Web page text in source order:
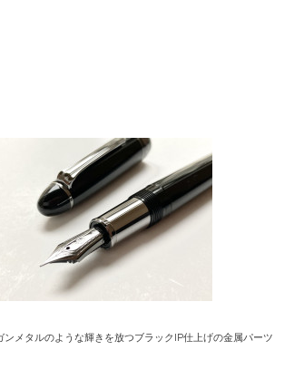
ンメタルのような輝きを放つブラックIP仕上げの金属パーツ